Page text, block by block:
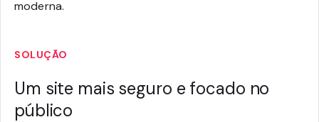
moderna.
SOLUÇÃO
Um site mais seguro e focado no
público